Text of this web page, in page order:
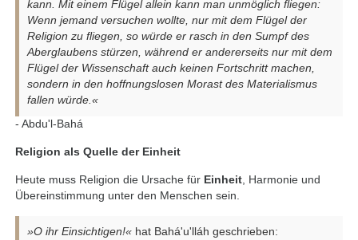
kann. Mit einem Flügel allein kann man unmöglich fliegen:
Wenn jemand versuchen wollte, nur mit dem Flügel der
Religion zu fliegen, so würde er rasch in den Sumpf des
Aberglaubens stürzen, während er andererseits nur mit dem
Flügel der Wissenschaft auch keinen Fortschritt machen,
sondern in den hoffnungslosen Morast des Materialismus
fallen würde.«
- Abdu'l-Bahá
Religion als Quelle der Einheit
Heute muss Religion die Ursache für Einheit , Harmonie und
Übereinstimmung unter den Menschen sein.
»O ihr Einsichtigen!« hat Bahá'u'lláh geschrieben: